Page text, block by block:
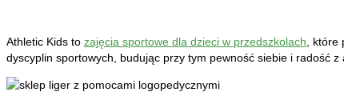
Athletic Kids to zajęcia sportowe dla dzieci w przedszkolach ,
dyscyplin sportowych, budując przy tym pewność siebie i radość z